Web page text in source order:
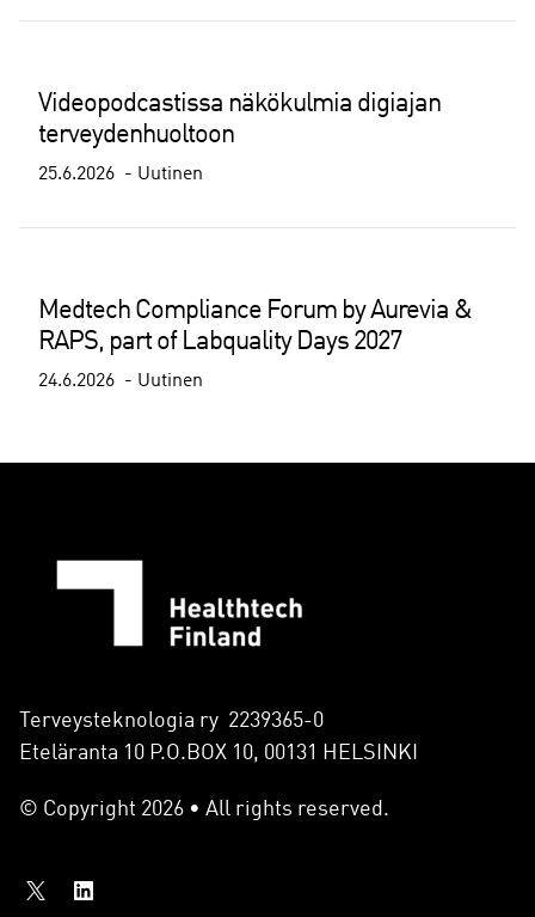
Videopodcastissa näkökulmia digiajan
terveydenhuoltoon
25.6.2026 Uutinen
Medtech Compliance Forum by Aurevia &
RAPS, part of Labquality Days 2027
24.6.2026 Uutinen
Terveysteknologia ry 2239365-0
Eteläranta 10 P.O.BOX 10, 00131 HELSINKI
© Copyright 2026 • All rights reserved.